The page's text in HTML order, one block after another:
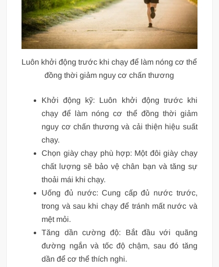
Luôn khởi động trước khi chạy để làm nóng cơ thể
đồng thời giảm nguy cơ chấn thương
Khởi động kỹ: Luôn khởi động trước khi
chạy để làm nóng cơ thể đồng thời giảm
nguy cơ chấn thương và cải thiện hiệu suất
chạy.
Chọn giày chạy phù hợp: Một đôi giày chạy
chất lượng sẽ bảo vệ chân bạn và tăng sự
thoải mái khi chạy.
Uống đủ nước: Cung cấp đủ nước trước,
trong và sau khi chạy để tránh mất nước và
mệt mỏi.
Tăng dần cường độ: Bắt đầu với quãng
đường ngắn và tốc độ chậm, sau đó tăng
dần để cơ thể thích nghi.